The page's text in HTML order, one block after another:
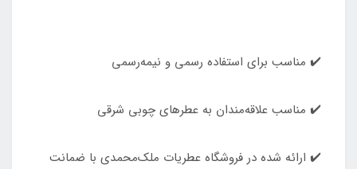
✔️ مناسب برای استفاده رسمی و نیمه‌رسمی
✔️ مناسب علاقه‌مندان به عطرهای چوبی شرقی
✔️ ارائه شده در فروشگاه عطریات ملک‌محمدی با ضمانت